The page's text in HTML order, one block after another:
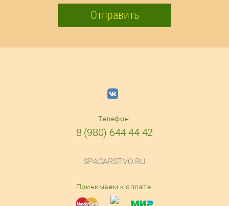
Отправить
Телефон:
8 (980) 644 44 42
SPACARSTVO.RU
Принимаем к оплате: